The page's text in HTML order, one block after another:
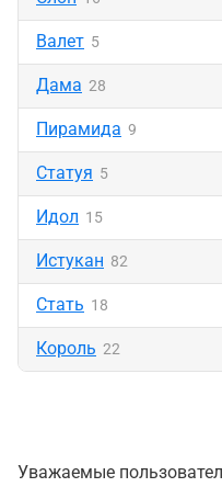
Валет 5
Дама 28
Пирамида 9
Стaтуя 5
Идол 15
Истукан 82
Стать 18
Король 22
Уважаемые